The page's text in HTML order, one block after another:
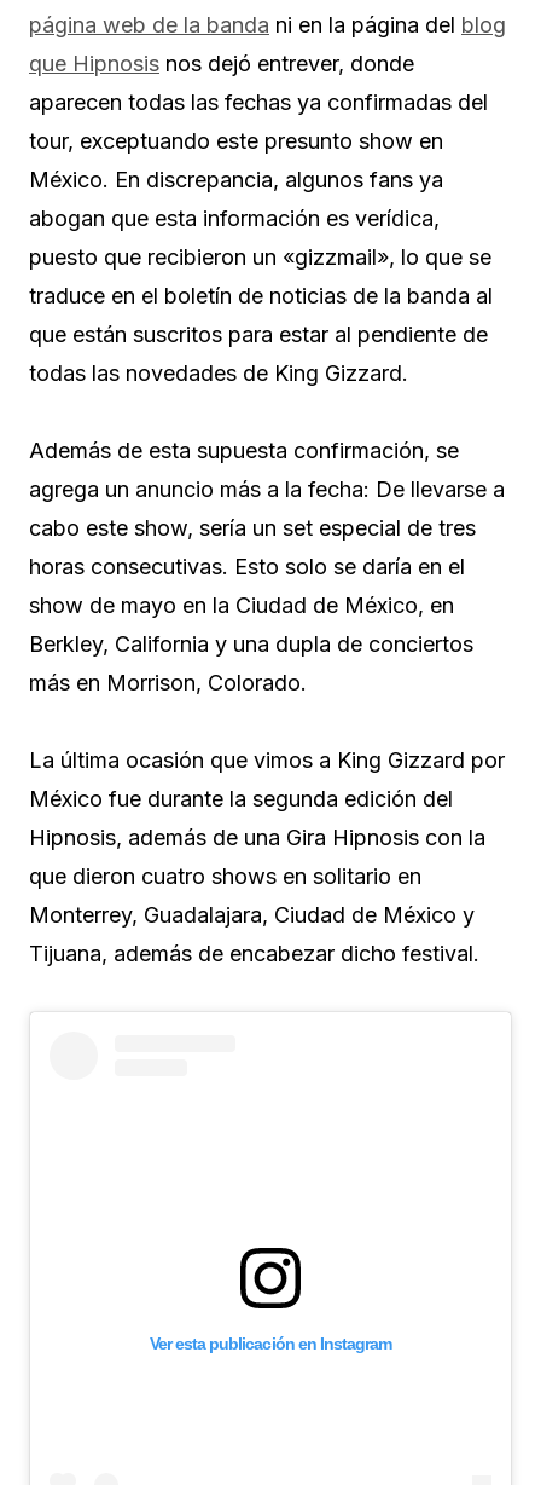
página web de la banda ni en la página del blog
que Hipnosis nos dejó entrever, donde
aparecen todas las fechas ya confirmadas del
tour, exceptuando este presunto show en
México. En discrepancia, algunos fans ya
abogan que esta información es verídica,
puesto que recibieron un «gizzmail», lo que se
traduce en el boletín de noticias de la banda al
que están suscritos para estar al pendiente de
todas las novedades de King Gizzard.
Además de esta supuesta confirmación, se
agrega un anuncio más a la fecha: De llevarse a
cabo este show, sería un set especial de tres
horas consecutivas. Esto solo se daría en el
show de mayo en la Ciudad de México, en
Berkley, California y una dupla de conciertos
más en Morrison, Colorado.
La última ocasión que vimos a King Gizzard por
México fue durante la segunda edición del
Hipnosis, además de una Gira Hipnosis con la
que dieron cuatro shows en solitario en
Monterrey, Guadalajara, Ciudad de México y
Tijuana, además de encabezar dicho festival.
Ver esta publicación en Instagram